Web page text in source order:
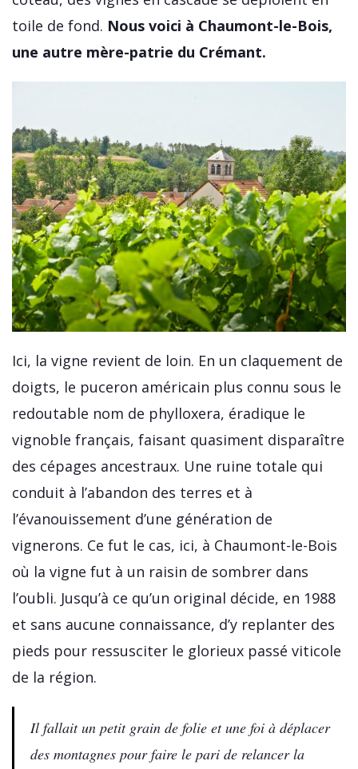
toile de fond. Nous voici à Chaumont-le-Bois,
une autre mère-patrie du Crémant.
Ici, la vigne revient de loin. En un claquement de
doigts, le puceron américain plus connu sous le
redoutable nom de phylloxera, éradique le
vignoble français, faisant quasiment disparaître
des cépages ancestraux. Une ruine totale qui
conduit à l’abandon des terres et à
l’évanouissement d’une génération de
vignerons. Ce fut le cas, ici, à Chaumont-le-Bois
où la vigne fut à un raisin de sombrer dans
l’oubli. Jusqu’à ce qu’un original décide, en 1988
et sans aucune connaissance, d’y replanter des
pieds pour ressusciter le glorieux passé viticole
de la région.
Il fallait un petit grain de folie et une foi à déplacer
des montagnes pour faire le pari de relancer la